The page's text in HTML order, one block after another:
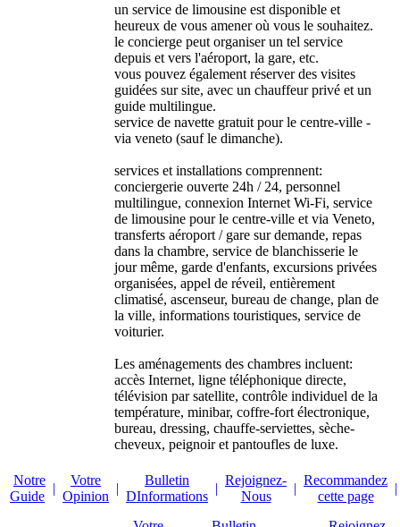
un service de limousine est disponible et
heureux de vous amener où vous le souhaitez.
le concierge peut organiser un tel service
depuis et vers l'aéroport, la gare, etc.
vous pouvez également réserver des visites
guidées sur site, avec un chauffeur privé et un
guide multilingue.
service de navette gratuit pour le centre-ville -
via veneto (sauf le dimanche).
services et installations comprennent:
conciergerie ouverte 24h / 24, personnel
multilingue, connexion Internet Wi-Fi, service
de limousine pour le centre-ville et via Veneto,
transferts aéroport / gare sur demande, repas
dans la chambre, service de blanchisserie le
jour même, garde d'enfants, excursions privées
organisées, appel de réveil, entièrement
climatisé, ascenseur, bureau de change, plan de
la ville, informations touristiques, service de
voiturier.
Les aménagements des chambres incluent:
accès Internet, ligne téléphonique directe,
télévision par satellite, contrôle individuel de la
température, minibar, coffre-fort électronique,
bureau, dressing, chauffe-serviettes, sèche-
cheveux, peignoir et pantoufles de luxe.
Notre
Guide
|
Votre
Opinion
|
Bulletin
DInformations
|
Rejoignez-
Nous
|
Recommandez
cette page
|